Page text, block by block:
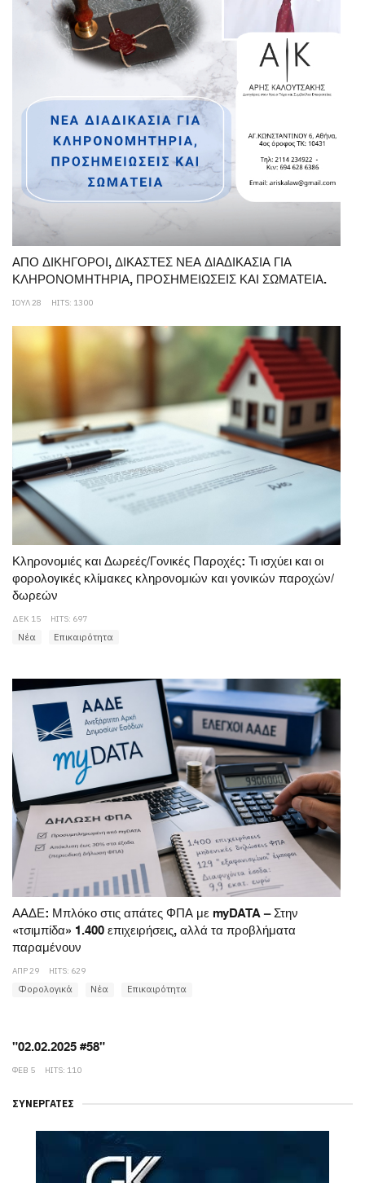
ΑΠΟ ΔΙΚΗΓΟΡΟΙ, ΔΙΚΑΣΤΕΣ ΝΕΑ ΔΙΑΔΙΚΑΣΙΑ ΓΙΑ
ΚΛΗΡΟΝΟΜΗΤΗΡΙΑ, ΠΡΟΣΗΜΕΙΩΣΕΙΣ ΚΑΙ ΣΩΜΑΤΕΙΑ.
ΙΟΥΛ 28 HITS: 1300
Κληρονομιές και Δωρεές/Γονικές Παροχές: Τι ισχύει και οι
φορολογικές κλίμακες κληρονομιών και γονικών παροχών/
δωρεών
ΔΕΚ 15 HITS: 697
Νέα Επικαιρότητα
ΑΑΔΕ: Μπλόκο στις απάτες ΦΠΑ με myDATA – Στην
«τσιμπίδα» 1.400 επιχειρήσεις, αλλά τα προβλήματα
παραμένουν
ΑΠΡ 29 HITS: 629
Φορολογικά Νέα Επικαιρότητα
"02.02.2025 #58"
ΦΕΒ 5 HITS: 110
ΣΥΝΕΡΓΆΤΕΣ